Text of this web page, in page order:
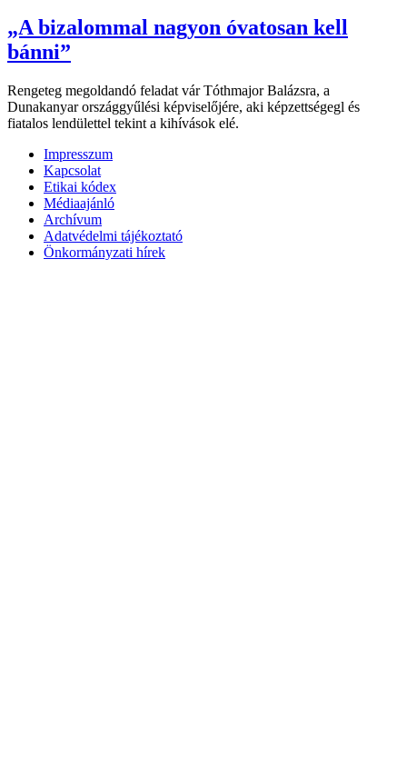
„A bizalommal nagyon óvatosan kell
bánni”
Rengeteg megoldandó feladat vár Tóthmajor Balázsra, a
Dunakanyar országgyűlési képviselőjére, aki képzettségegl és
fiatalos lendülettel tekint a kihívások elé.
Impresszum
Kapcsolat
Etikai kódex
Médiaajánló
Archívum
Adatvédelmi tájékoztató
Önkormányzati hírek